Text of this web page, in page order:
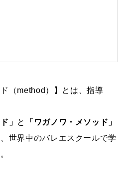
（method）】とは、指導
」 と
「ワガノワ・メソッド」
世界中のバレエスクールで学